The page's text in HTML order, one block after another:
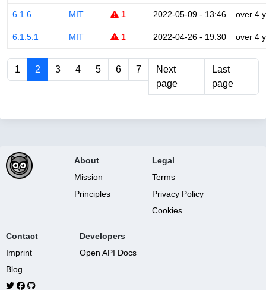
6.1.6 MIT 1 2022-05-09 - 13:46 over 4
6.1.5.1 MIT 1 2022-04-26 - 19:30 over 4
1 2 3 4 5 6 7
Next
page
Last
page
About
Mission
Principles
Legal
Terms
Privacy Policy
Cookies
Contact
Imprint
Blog
Developers
Open API Docs